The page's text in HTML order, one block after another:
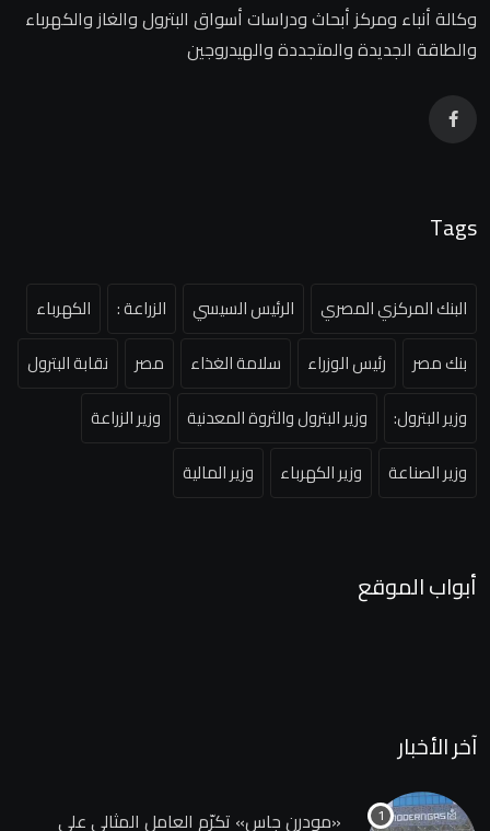
وكالة أنباء ومركز أبحاث ودراسات أسواق البترول والغاز والكهرباء
والطاقة الجديدة والمتجددة والهيدروجين
Tags
البنك المركزي المصري الرئيس السيسي الزراعة :
الكهرباء
بنك مصر
رئيس الوزراء سلامة الغذاء مصر
نقابة البترول
وزير البترول:
وزير البترول والثروة المعدنية
وزير الزراعة
وزير الصناعة
وزير الكهرباء وزير المالية
أبواب الموقع
آخر الأخبار
«مودرن جاس» تكرّم العامل المثالي علي